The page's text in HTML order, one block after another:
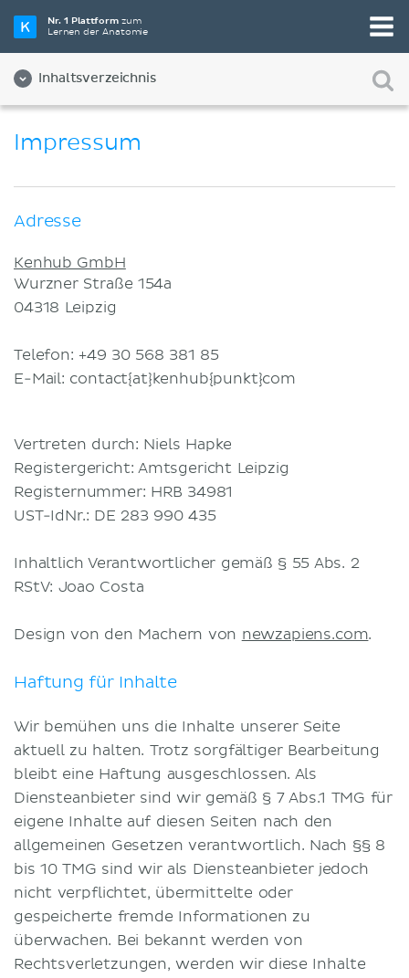
Nr. 1 Plattformzum
Lernen der Anatomie
Inhaltsverzeichnis
Qualität
Partner:innen
Jobs
Impressum
Impressum
Adresse
Kenhub GmbH
Wurzner Straße 154a
04318 Leipzig
Telefon: +49 30 568 381 85
E-Mail: contact{at}kenhub{punkt}com
Vertreten durch: Niels Hapke
Registergericht: Amtsgericht Leipzig
Registernummer: HRB 34981
UST-IdNr.: DE 283 990 435
Inhaltlich Verantwortlicher gemäß § 55 Abs. 2
RStV: Joao Costa
Design von den Machern von newzapiens.com.
Haftung für Inhalte
Wir bemühen uns die Inhalte unserer Seite
aktuell zu halten. Trotz sorgfältiger Bearbeitung
bleibt eine Haftung ausgeschlossen. Als
Diensteanbieter sind wir gemäß § 7 Abs.1 TMG für
eigene Inhalte auf diesen Seiten nach den
allgemeinen Gesetzen verantwortlich. Nach §§ 8
bis 10 TMG sind wir als Diensteanbieter jedoch
nicht verpflichtet, übermittelte oder
gespeicherte fremde Informationen zu
überwachen. Bei bekannt werden von
Rechtsverletzungen, werden wir diese Inhalte